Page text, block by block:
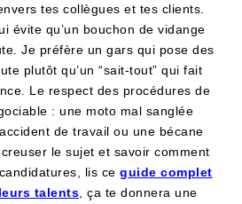
tes collègues et tes clients.
évite qu’un bouchon de vidange
Je préfère un gars qui pose des
plutôt qu’un “sait-tout” qui fait
Le respect des procédures de
: une moto mal sanglée
de travail ou une bécane
le sujet et savoir comment
lis ce guide complet
talents , ça te donnera une